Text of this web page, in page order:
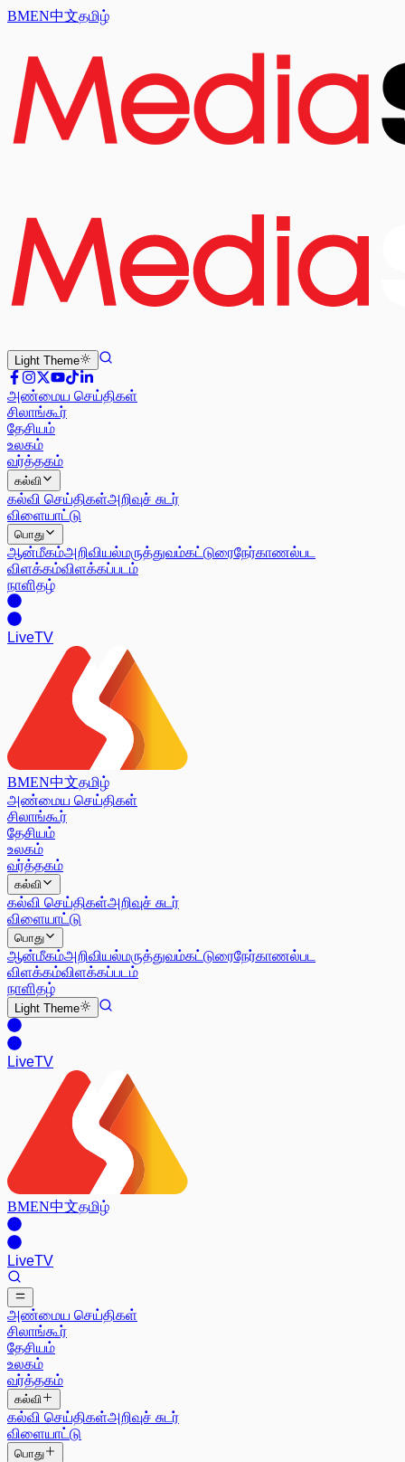
BMEN中文தமிழ்
Light Theme
அண்மைய செய்திகள்
சிலாங்கூர்
தேசியம்
உலகம்
வர்த்தகம்
கல்வி
கல்வி செய்திகள்அறிவுச் சுடர்
விளையாட்டு
பொது
ஆன்மீகம்அறிவியல்மருத்துவம்கட்டுரைநேர்காணல்பட
விளக்கம்விளக்கப்படம்
நாளிதழ்
LiveTV
BMEN中文தமிழ்
அண்மைய செய்திகள்
சிலாங்கூர்
தேசியம்
உலகம்
வர்த்தகம்
கல்வி
கல்வி செய்திகள்அறிவுச் சுடர்
விளையாட்டு
பொது
ஆன்மீகம்அறிவியல்மருத்துவம்கட்டுரைநேர்காணல்பட
விளக்கம்விளக்கப்படம்
நாளிதழ்
Light Theme
LiveTV
BMEN中文தமிழ்
LiveTV
அண்மைய செய்திகள்
சிலாங்கூர்
தேசியம்
உலகம்
வர்த்தகம்
கல்வி
கல்வி செய்திகள்அறிவுச் சுடர்
விளையாட்டு
பொது